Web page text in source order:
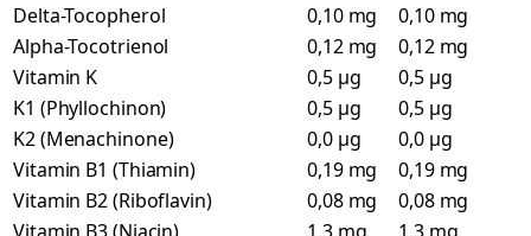
Delta-Tocopherol
0,10 mg
0,10 mg
Alpha-Tocotrienol
0,12 mg
0,12 mg
Vitamin K
0,5 µg
0,5 µg
K1 (Phyllochinon)
0,5 µg
0,5 µg
K2 (Menachinone)
0,0 µg
0,0 µg
Vitamin B1 (Thiamin)
0,19 mg
0,19 mg
Vitamin B2 (Riboflavin)
0,08 mg
0,08 mg